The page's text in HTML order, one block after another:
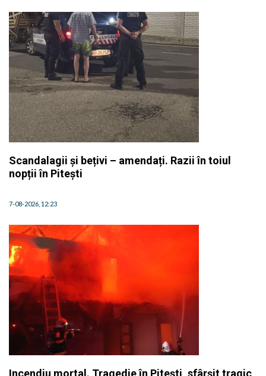
Scandalagii și bețivi – amendați. Razii în toiul
nopții în Pitești
7-08-2026, 12:23
Incendiu mortal. Tragedie în Pitești, sfârșit tragic